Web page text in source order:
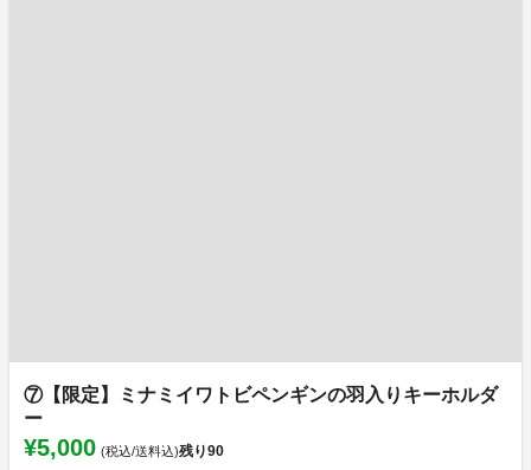
⑦【限定】ミナミイワトビペンギンの羽入りキーホルダ
ー
¥5,000 (税込/送料込)残り90